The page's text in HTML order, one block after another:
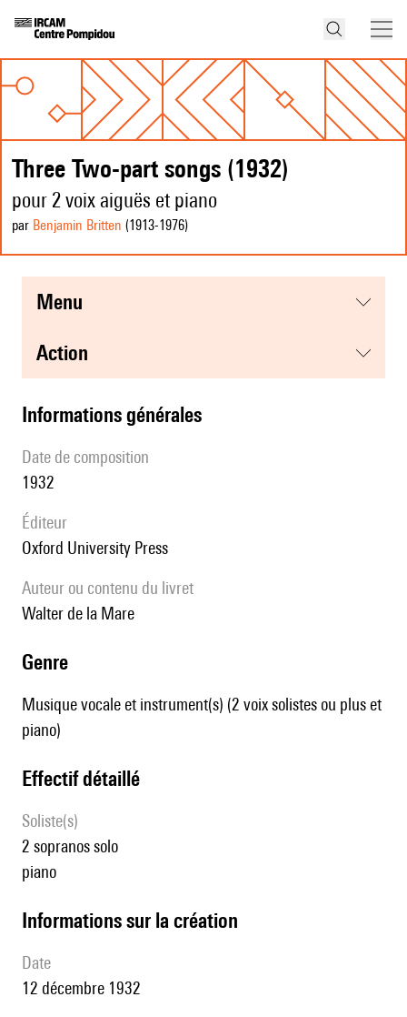
Three Two-part songs (1932)
pour 2 voix aiguës et piano
par Benjamin Britten (1913-1976)
menu
action
informations générales
date de composition
1932
éditeur
Oxford University Press
Auteur ou contenu du livret
Walter de la Mare
genre
Musique vocale et instrument(s) (2 voix solistes ou plus et
piano)
effectif détaillé
Soliste(s)
2 sopranos solo
piano
informations sur la création
date
12 décembre 1932